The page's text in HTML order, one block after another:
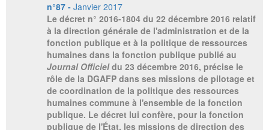
n°87 - Janvier 2017
Le décret n° 2016-1804 du 22 décembre 2016 relatif
à la direction générale de l'administration et de la
fonction publique et à la politique de ressources
humaines dans la fonction publique publié au
Journal Officieldu 23 décembre 2016, précise le
rôle de la DGAFP dans ses missions de pilotage et
de coordination de la politique des ressources
humaines commune à l'ensemble de la fonction
publique. Le décret lui confère, pour la fonction
publique de l'État, les missions de direction des